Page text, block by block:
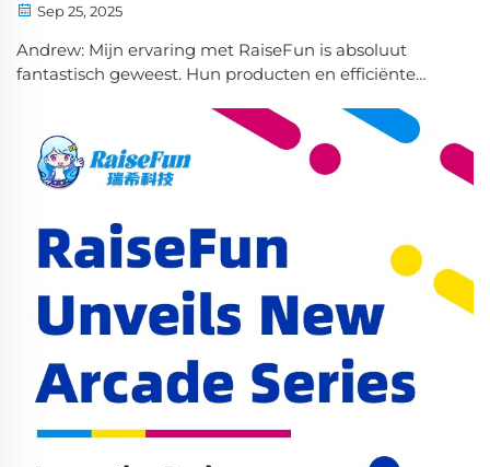
Sep 25, 2025
Andrew: Mijn ervaring met RaiseFun is absoluut
fantastisch geweest. Hun producten en efficiënte
dat alles soepel verloopt, waardoor ze een eersteklas
partner zijn.